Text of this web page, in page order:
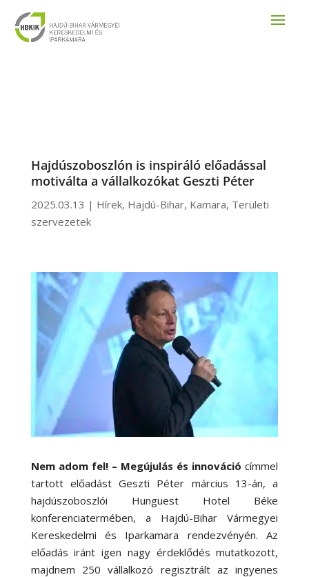
Hajdúszoboszlón is inspiráló előadással
motiválta a vállalkozókat Geszti Péter
2025.03.13 | Hírek, Hajdú-Bihar, Kamara, Területi
szervezetek
Nem adom fel! – Megújulás és innováció címmel
tartott előadást Geszti Péter március 13-án, a
hajdúszoboszlói Hunguest Hotel Béke
konferenciatermében, a Hajdú-Bihar Vármegyei
Kereskedelmi és Iparkamara rendezvényén. Az
előadás iránt igen nagy érdeklődés mutatkozott,
majdnem 250 vállalkozó regisztrált az ingyenes